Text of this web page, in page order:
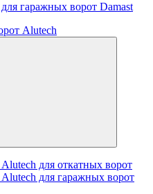
гаражных ворот Damast
Alutech
для откатных ворот
для гаражных ворот